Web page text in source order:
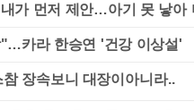
가 먼저 제안…아기 못 낳아
카라 한승연 '건강 이상설'